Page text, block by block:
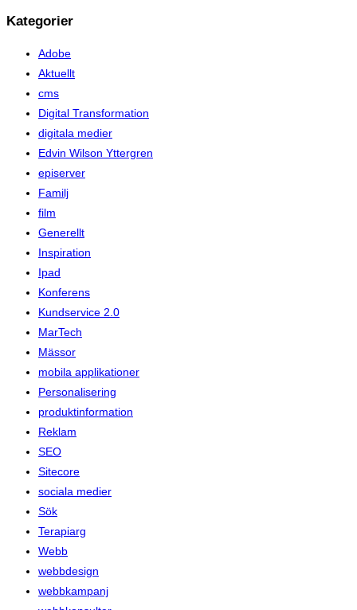
Kategorier
Adobe
Aktuellt
cms
Digital Transformation
digitala medier
Edvin Wilson Yttergren
episerver
Familj
film
Generellt
Inspiration
Ipad
Konferens
Kundservice 2.0
MarTech
Mässor
mobila applikationer
Personalisering
produktinformation
Reklam
SEO
Sitecore
sociala medier
Sök
Terapiarg
Webb
webbdesign
webbkampanj